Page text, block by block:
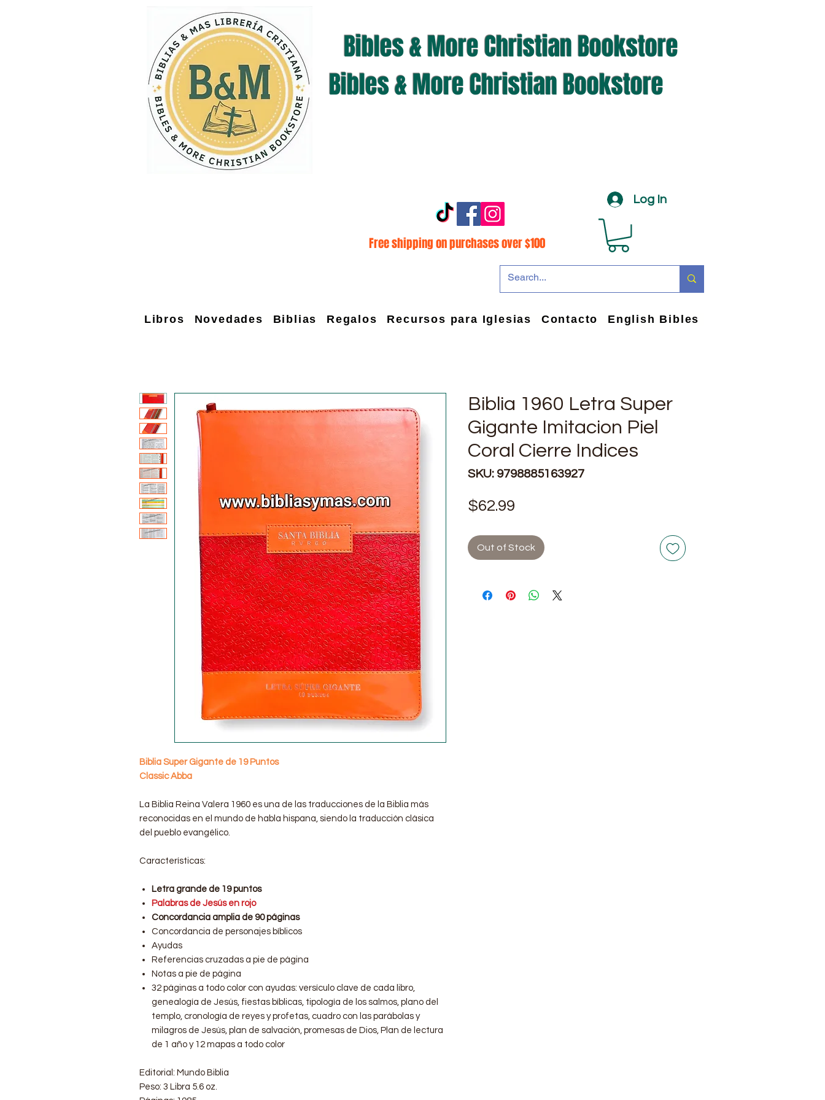
Bibles & More Christian Bookstore
Bibles & More Christian Bookstore
Log In
Free shipping on purchases over $100
Biblia Super Gigante de 19 Puntos
Classic Abba
La Biblia Reina Valera 1960 es una de las traducciones de la Biblia más
reconocidas en el mundo de habla hispana, siendo la traducción clásica
del pueblo evangélico.
Características:
Letra grande de 19 puntos
Palabras de Jesús en rojo
Concordancia amplia de 90 páginas
Concordancia de personajes bíblicos
Ayudas
Referencias cruzadas a pie de página
Notas a pie de página
32 páginas a todo color con ayudas: versículo clave de cada libro,
genealogía de Jesús, fiestas bíblicas, tipología de los salmos, plano del
templo, cronología de reyes y profetas, cuadro con las parábolas y
milagros de Jesús, plan de salvación, promesas de Dios, Plan de lectura
de 1 año y 12 mapas a todo color
Editorial: Mundo Biblia
Peso: 3 Libra 5.6 oz.
Biblia 1960 Letra Super
Gigante Imitacion Piel
Coral Cierre Indices
SKU: 9798885163927
$62.99
Out of Stock
Libros Novedades Biblias Regalos Recursos para Iglesias Contacto English Bibles